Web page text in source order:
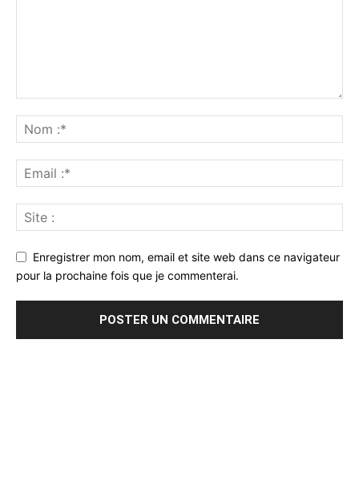
Enregistrer mon nom, email et site web dans ce navigateur
pour la prochaine fois que je commenterai.